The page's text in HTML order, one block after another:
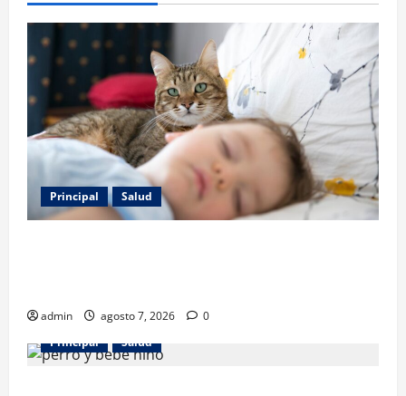
Principal Salud
admin agosto 7, 2026
0
Principal
Salud